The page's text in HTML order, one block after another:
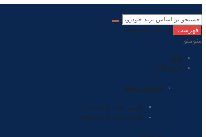
فهرست
رد دادن به نوشته
منومنو
خانه
فروشگاه
پلوس چرخ عقب
پلوس عقب کامل بلند
پلوس عقب کامل کوتاه